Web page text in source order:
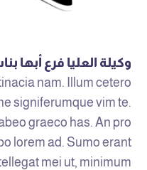
وكيلة العليا فرع أبها
nam. Illum cetero
signiferumque vim te.
graeco has. An pro
lorem ad. Sumo erant
mei ut, minimum